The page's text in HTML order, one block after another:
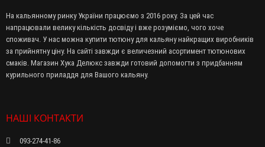
На кальянному ринку України працюємо з 2016 року. За цей час
напрацювали велику кількість досвіду і вже розуміємо, чого хоче
споживач. У нас можна купити тютюну для кальяну найкращих виробників
за прийнятну ціну. На сайті завжди є величезний асортимент тютюнових
смаків. Магазин Хука Делюкс завжди готовий допомогти з придбанням
курильного приладдя для Вашого кальяну.
НАШІ КОНТАКТИ
093-274-41-86